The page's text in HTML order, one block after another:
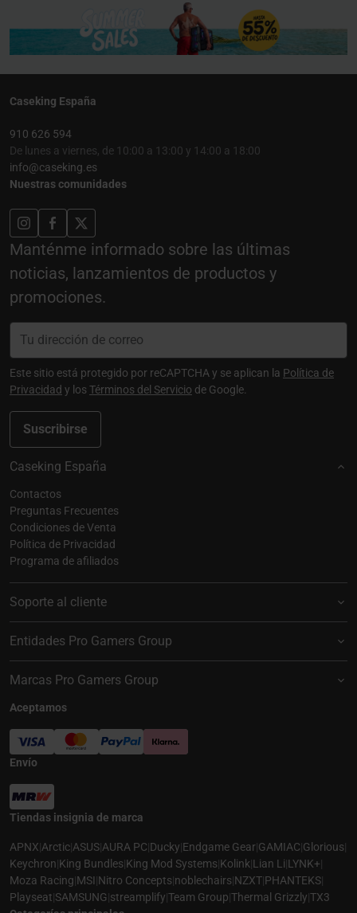
Caseking España
910 626 594
De lunes a viernes, de 10:00 a 13:00 y 14:00 a 18:00
info@caseking.es
Nuestras comunidades
Manténme informado sobre las últimas
noticias, lanzamientos de productos y
promociones.
Suscribirse
Este sitio está protegido por reCAPTCHA y se aplican la Política de
Privacidad y losTérminos del Servicio de Google.
Caseking España
Contactos
Preguntas Frecuentes
Condiciones de Venta
Política de Privacidad
Programa de afiliados
Soporte al cliente
Entidades Pro Gamers Group
Marcas Pro Gamers Group
Aceptamos
Envío
Tiendas insignia de marca
APNX|Arctic|ASUS|AURA PC|Ducky|Endgame Gear|GAMIAC|Glorious|
Keychron|King Bundles|King Mod Systems|Kolink|Lian Li|LYNK+|
Moza Racing|MSI|Nitro Concepts|noblechairs|NZXT|PHANTEKS|
Playseat|SAMSUNG|streamplify|Team Group|Thermal Grizzly|TX3